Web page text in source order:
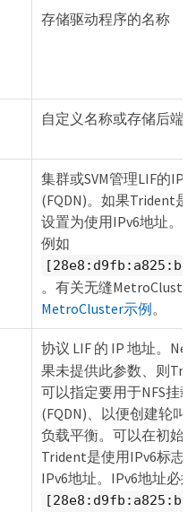
存储驱动程序的名称
自定义名称或存储后端
集群或SVM管理LIF的IP
(FQDN)。如果Trident
设置为使用IPv6地址。
例如
。有关无缝
MetroCluster示例。
协议 LIF 的 IP 地址。
果未提供此参数、则
可以指定要用于NFS挂
(FQDN)、以便创建轮叫
负载平衡。可以在初始
Trident是使用IPv6标志
IPv6地址。IPv6地址必